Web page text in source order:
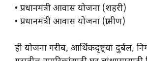
• प्रधानमंत्री आवास योजना (शहरी)
• प्रधानमंत्री आवास योजना (ग्रामीण)
ही योजना गरीब, आर्थिकदृष्ट्या दुर्बल,